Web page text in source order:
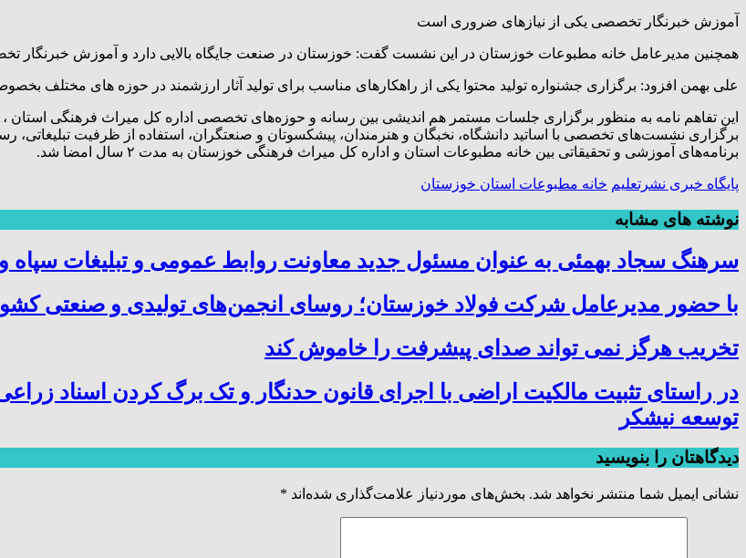
آموزش خبرنگار تخصصی یکی از نیازهای ضروری است
همچنین مدیرعامل خانه مطبوعات خوزستان در این نشست گفت: خوزستان در صنعت جایگاه بالایی دارد و آموزش خبرنگار
علی بهمن افزود: برگزاری جشنواره تولید محتوا یکی از راهکارهای مناسب برای تولید آثار ارزشمند در حوزه های مختلف
این تفاهم نامه به منظور برگزاری جلسات مستمر هم اندیشی بین رسانه و حوزه‌های تخصصی اداره کل میراث فرهنگی استان
برگزاری نشست‌های تخصصی با اساتید دانشگاه، نخبگان و هنرمندان، پیشکسوتان و صنعتگران، استفاده از ظرفیت تبلیغاتی،
برنامه‌های آموزشی و تحقیقاتی بین خانه مطبوعات استان و اداره کل میراث فرهنگی خوزستان به مدت ۲ سال امضا شد.
پایگاه خبری نشرتعلیم خانه مطبوعات استان خوزستان
نوشته های مشابه
سرهنگ سجاد بهمئی به عنوان مسئول جدید معاونت روابط عمومی و تبلیغات
با حضور مدیرعامل شرکت فولاد خوزستان؛ روسای انجمن‌های تولیدی و صنعتی
تخریب هرگز نمی تواند صدای پیشرفت را خاموش کند
در راستای تثبیت مالکیت اراضی با اجرای قانون حدنگار و تک برگ کردن اسناد
توسعه نیشکر
دیدگاهتان را بنویسید
نشانی ایمیل شما منتشر نخواهد شد. بخش‌های موردنیاز علامت‌گذاری شده‌اند *